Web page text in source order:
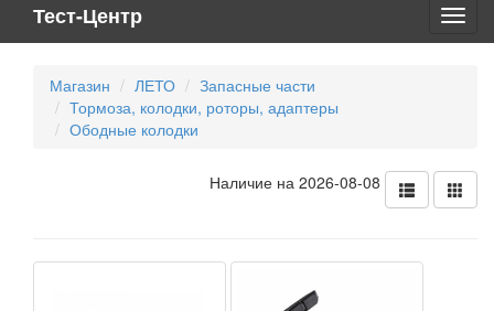
Тест-Центр
Магазин ЛЕТО
Запасные части
Тормоза, колодки, роторы, адаптеры
Ободные колодки
Наличие на 2026-08-08